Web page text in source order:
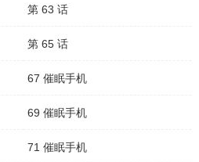
第 63 话
第 65 话
67 催眠手机
69 催眠手机
71 催眠手机